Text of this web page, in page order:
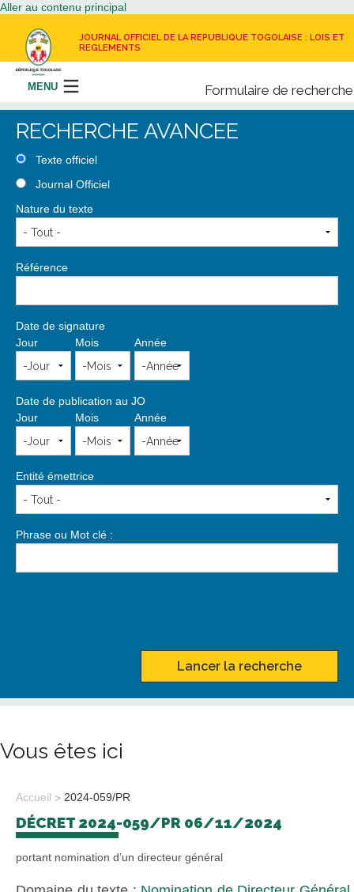
Aller au contenu principal
JOURNAL OFFICIEL DE LA REPUBLIQUE TOGOLAISE : LOIS ET
REGLEMENTS
Formulaire de recherche
Rechercher
MENU
LE JOURNAL OFFICIEL
RECEVOIR LE JOURNAL OFFICIEL
NOUS CONTACTER
RECHERCHE AVANCEE
Texte officiel
Journal Officiel
Nature du texte
Référence
Date de signature
Jour
Mois Année
Date de publication au JO
Jour
Mois Année
Entité émettrice
Phrase ou Mot clé :
Lancer la recherche
Vous êtes ici
Accueil 2024-059/PR
DÉCRET 2024-059/PR 06/11/2024
portant nomination d’un directeur général